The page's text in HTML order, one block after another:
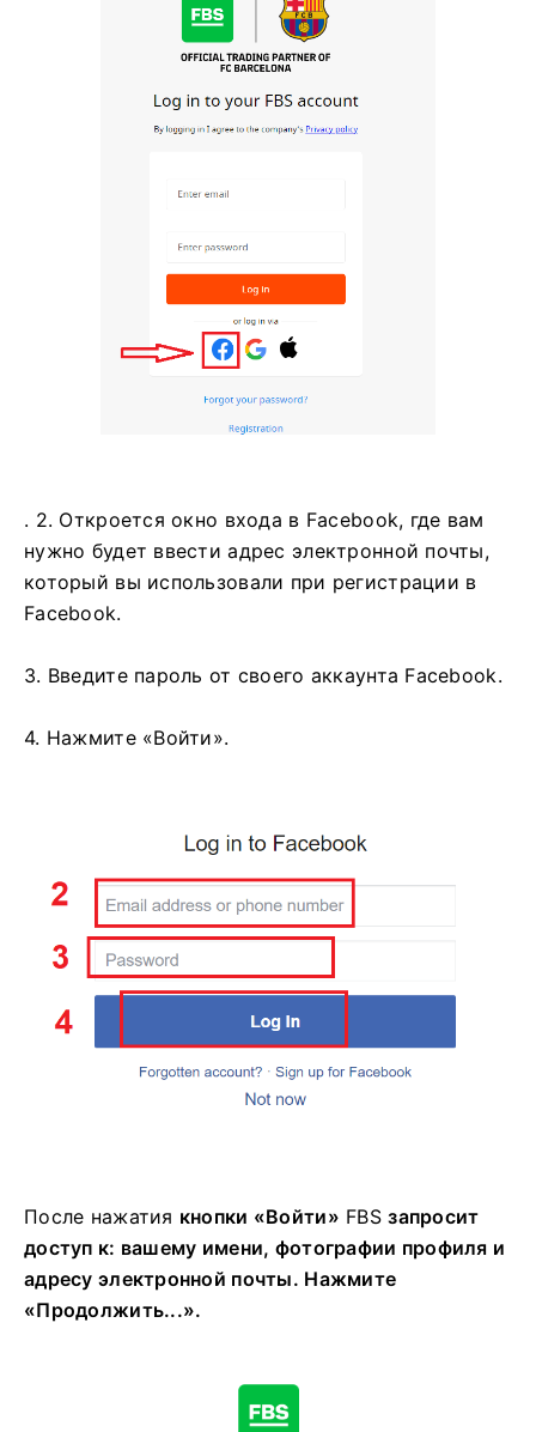
. 2. Откроется окно входа в Facebook, где вам
нужно будет ввести адрес электронной почты,
который вы использовали при регистрации в
Facebook.
3. Введите пароль от своего аккаунта Facebook.
4. Нажмите «Войти».
После нажатия кнопки «Войти» FBSзапросит
доступ к: вашему имени, фотографии профиля и
адресу электронной почты. Нажмите
«Продолжить...».